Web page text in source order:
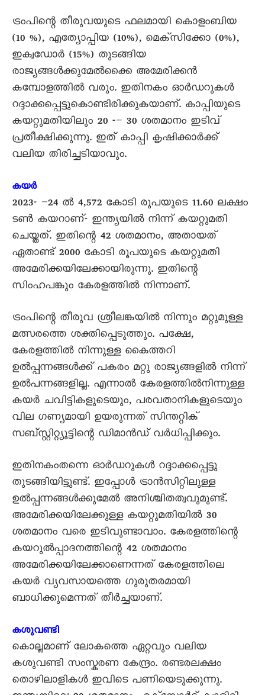
ട്രംപിന്റെ തീരുവയുടെ ഫലമായി കൊളംബിയ
(10 %), എത്യോപ്പിയ (10%), മെക്സിക്കോ (0%),
ഇക്വഡോർ (15%) തുടങ്ങിയ
രാജ്യങ്ങൾക്കുമേൽക്കൈ അമേരിക്കൻ
കമ്പോളത്തിൽ വരും. ഇതിനകം ഓർഡറുകൾ
റദ്ദാക്കപ്പെട്ടുകൊണ്ടിരിക്കുകയാണ്. കാപ്പിയുടെ
കയറ്റുമതിയിലും 20 -– 30 ശതമാനം ഇടിവ്
പ്രതീക്ഷിക്കുന്നു. ഇത് കാപ്പി കൃഷിക്കാർക്ക്
വലിയ തിരിച്ചടിയാവും.
കയർ
2023- –24 ൽ 4,572 കോടി രൂപയുടെ 11.60 ലക്ഷം
ടൺ കയറാണ്- ഇന്ത്യയിൽ നിന്ന് കയറ്റുമതി
ചെയ്തത്. ഇതിന്റെ 42 ശതമാനം, അതായത്
ഏതാണ്ട് 2000 കോടി രൂപയുടെ കയറ്റുമതി
അമേരിക്കയിലേക്കായിരുന്നു. ഇതിന്റെ
സിംഹപങ്കും കേരളത്തിൽ നിന്നാണ്.
ട്രംപിന്റെ തീരുവ ശ്രീലങ്കയിൽ നിന്നും മറ്റുമുള്ള
മത്സരത്തെ ശക്തിപ്പെടുത്തും. പക്ഷേ,
കേരളത്തിൽ നിന്നുള്ള കൈത്തറി
ഉൽപ്പന്നങ്ങൾക്ക് പകരം മറ്റു രാജ്യങ്ങളിൽ നിന്ന്
ഉൽപന്നങ്ങളില്ല. എന്നാൽ കേരളത്തിൽനിന്നുള്ള
കയർ ചവിട്ടികളുടെയും, പരവതാനികളുടെയും
വില ഗണ്യമായി ഉയരുന്നത് സിന്തറ്റിക്
സബ്സ്റ്റിറ്റ്യൂട്ടിന്റെ ഡിമാൻഡ് വർധിപ്പിക്കും.
ഇതിനകംതന്നെ ഓർഡറുകൾ റദ്ദാക്കപ്പെട്ടു
തുടങ്ങിയിട്ടുണ്ട്. ഇപ്പോൾ ട്രാൻസിറ്റിലുള്ള
ഉൽപ്പന്നങ്ങൾക്കുമേൽ അനിശ്ചിതത്വവുമുണ്ട്.
അമേരിക്കയിലേക്കുള്ള കയറ്റുമതിയിൽ 30
ശതമാനം വരെ ഇടിവുണ്ടാവാം. കേരളത്തിന്റെ
കയറുൽപ്പാദനത്തിന്റെ 42 ശതമാനം
അമേരിക്കയിലേക്കാണെന്നത് കേരളത്തിലെ
കയർ വ്യവസായത്തെ ഗുരുതരമായി
ബാധിക്കുമെന്നത് തീർച്ചയാണ്.
കശുവണ്ടി
കൊല്ലമാണ് ലോകത്തെ ഏറ്റവും വലിയ
കശുവണ്ടി സംസ്കരണ കേന്ദ്രം. രണ്ടരലക്ഷം
തൊഴിലാളികൾ ഇവിടെ പണിയെടുക്കുന്നു.